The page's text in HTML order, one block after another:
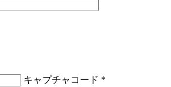
キャプチャコード *